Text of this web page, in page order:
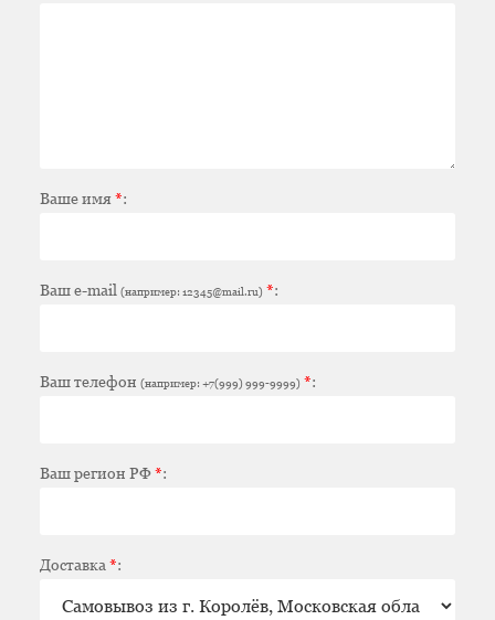
Ваше имя*:
Ваш e-mail (например: 12345@mail.ru) *:
Ваш телефон (например: +7(999) 999-9999) *:
Ваш регион РФ*:
Доставка *: